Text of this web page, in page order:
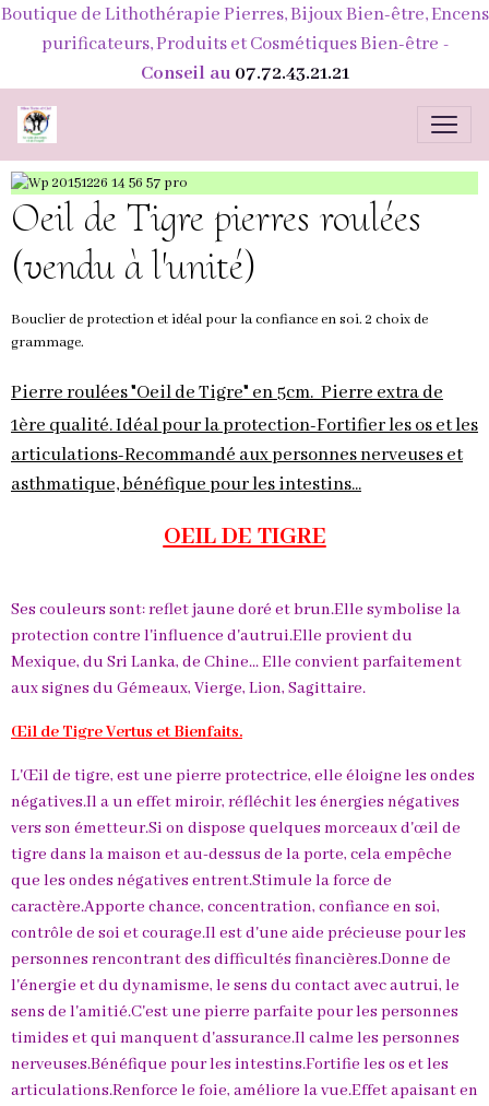
Boutique de Lithothérapie Pierres, Bijoux Bien-être, Encens
purificateurs, Produits et Cosmétiques Bien-être -
Conseil au 07.72.43.21.21
Oeil de Tigre pierres roulées
(vendu à l'unité)
Bouclier de protection et idéal pour la confiance en soi. 2 choix de
grammage.
Pierre roulées "Oeil de Tigre" en 5cm. Pierre extra de
1ère qualité. Idéal pour la protection-Fortifier les os et les
articulations-Recommandé aux personnes nerveuses et
asthmatique, bénéfique pour les intestins...
OEIL DE TIGRE
Ses couleurs sont: reflet jaune doré et brun.Elle symbolise la
protection contre l'influence d'autrui.Elle provient du
Mexique, du Sri Lanka, de Chine... Elle convient parfaitement
aux signes du Gémeaux, Vierge, Lion, Sagittaire.
Œil de Tigre Vertus et Bienfaits.
L'Œil de tigre, est une pierre protectrice, elle éloigne les ondes
négatives.Il a un effet miroir, réfléchit les énergies négatives
vers son émetteur.Si on dispose quelques morceaux d'œil de
tigre dans la maison et au-dessus de la porte, cela empêche
que les ondes négatives entrent.Stimule la force de
caractère.Apporte chance, concentration, confiance en soi,
contrôle de soi et courage.Il est d'une aide précieuse pour les
personnes rencontrant des difficultés financières.Donne de
l'énergie et du dynamisme, le sens du contact avec autrui, le
sens de l'amitié.C'est une pierre parfaite pour les personnes
timides et qui manquent d'assurance.Il calme les personnes
nerveuses.Bénéfique pour les intestins.Fortifie les os et les
articulations.Renforce le foie, améliore la vue.Effet apaisant en